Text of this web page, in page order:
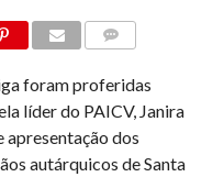
foram proferidas
líder do PAICV, Janira
apresentação dos
autárquicos de Santa